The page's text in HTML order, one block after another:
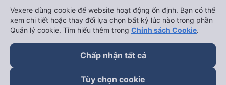
Vexere dùng cookie để website hoạt động ổn định. Bạn có thể
xem chi tiết hoặc thay đổi lựa chọn bất kỳ lúc nào trong phần
Quản lý cookie. Tìm hiểu thêm trong Chính sách Cookie.
Chấp nhận tất cả
Tùy chọn cookie